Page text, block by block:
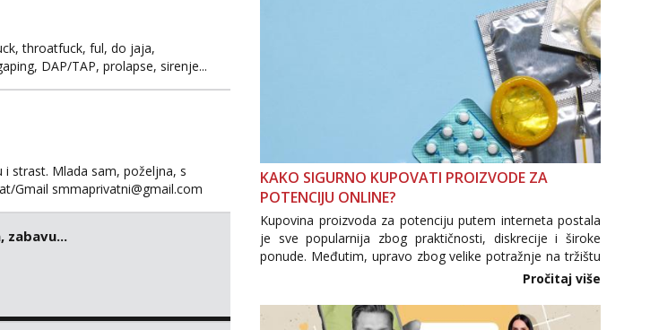
throatfuck, ful, do jaja,
DAP/TAP, prolapse, sirenje...
i strast. Mlada sam, poželjna, s
Gmail smmaprivatni@gmail.com
zabavu...
KAKO SIGURNO KUPOVATI PROIZVODE ZA
POTENCIJU ONLINE?
Kupovina proizvoda za potenciju putem interneta postala
je sve popularnija zbog praktičnosti, diskrecije i široke
ponude. Međutim, upravo zbog velike potražnje na tržištu
se pojavljuju i brojni krivotvoreni proizvodi, nepouzdane
internetske trgovine te proizvodi nepoznatog podrijetla. ...
Pročitaj više